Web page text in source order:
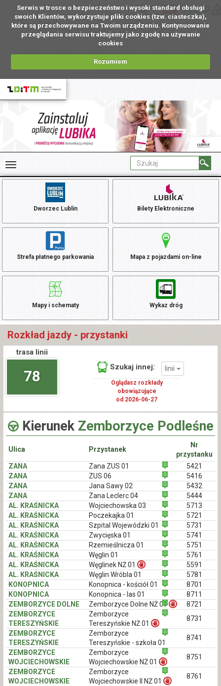
Serwis w trosce o bezpieczeństwo i wysoki standard obsługi
swoich Klientów, wykorzystuje pliki cookies (tzw. ciasteczka),
które są przechowywane na Twoim urządzeniu. Kontynuowanie
przeglądania serwisu traktujemy jako zgodę na używanie
cookies
Rozumiem
PL
Dworzec Lublin Bilety Elektroniczne
Strefa płatnego parkowania Mapa z pojazdami on-line
Mapy i schematy Wykaz dróg
Rozkład jazdy - przystanki
trasa linii
78
Szukaj innej: linii
Oglądasz rozkłady
obowiązujące
od 2026-06-27
Kierunek Zemborzyce Podleśne
Ulica Przystanek
Nr
przystanku
ZANA
Zana ZUS 01
5421
ZANA
ZUS 06
5416
ZANA
Jana Sawy 02
5432
ZANA
Zana Leclerc 04
5444
AL. KRAŚNICKA
Wojciechowska 03
5713
AL. KRAŚNICKA
Poczekajka 01
5721
AL. KRAŚNICKA
Szpital Wojewódzki 01
5731
AL. KRAŚNICKA
Zwycięska 01
5741
AL. KRAŚNICKA
Rzemieślnicza 01
5751
AL. KRAŚNICKA
Węglin 01
5761
AL. KRAŚNICKA
Węglinek NŻ 01
5591
AL. KRAŚNICKA
Węglin Wróbla 01
5781
KONOPNICA
Konopnica - kościół 01
8701
KONOPNICA
Konopnica - las 01
8711
ZEMBORZYCE DOLNE
Zemborzyce Dolne NŻ 01
8721
ZEMBORZYCE
TERESZYŃSKIE
Zemborzyce
Tereszyńskie NŻ 01
8731
ZEMBORZYCE
TERESZYŃSKIE
Zemborzyce
Tereszyńskie - szkoła 01
8741
ZEMBORZYCE
WOJCIECHOWSKIE
Zemborzyce
Wojciechowskie NŻ 01
8751
ZEMBORZYCE
WOJCIECHOWSKIE
Zemborzyce
Wojciechowskie II NŻ 01
8761